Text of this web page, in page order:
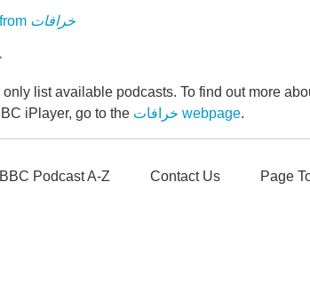
خرافات
list available podcasts. To find out more
iPlayer, go to the
خرافات webpage.
BBC Podcast A-Z Contact Us Page